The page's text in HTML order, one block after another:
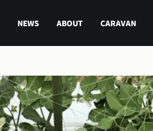
NEWS ABOUT CARAVAN